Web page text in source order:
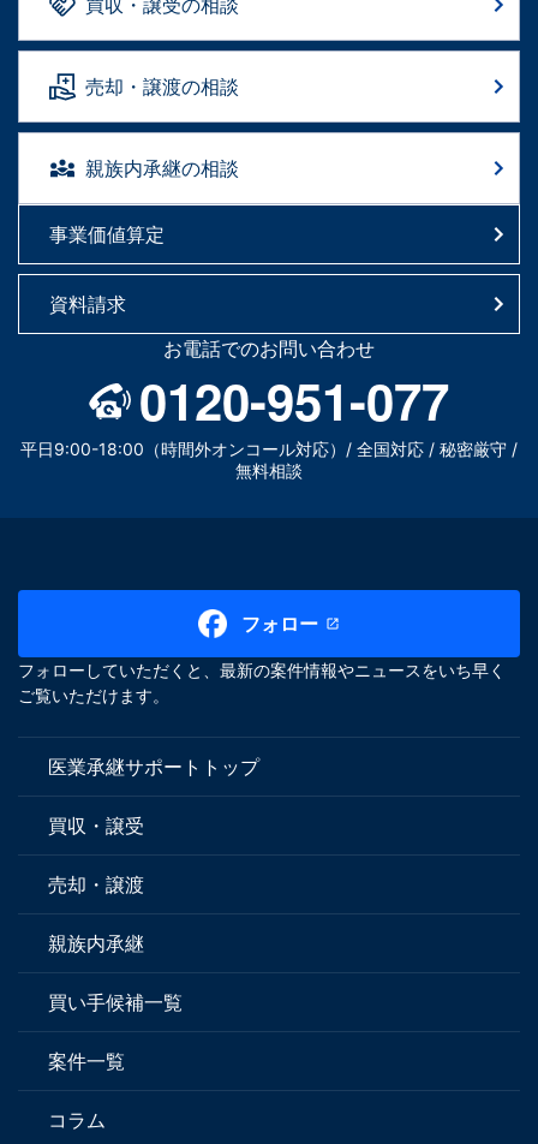
売却・譲渡の相談
親族内承継の相談
事業価値算定
資料請求
お電話でのお問い合わせ
0120-951-077
平日9:00-18:00（時間外オンコール対応）/ 全国対応 / 秘密厳守 /
無料相談
フォロー
フォローしていただくと、最新の案件情報やニュースをいち早く
ご覧いただけます。
医業承継サポートトップ
買収・譲受
売却・譲渡
親族内承継
買い手候補一覧
案件一覧
コラム